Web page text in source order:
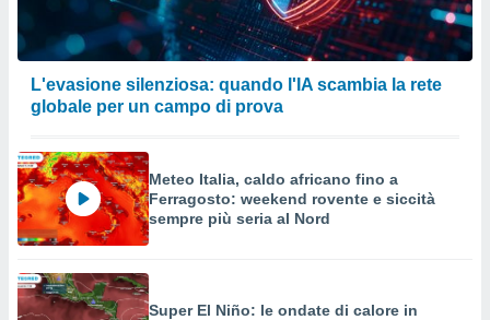
L'evasione silenziosa: quando l'IA scambia la rete
globale per un campo di prova
Meteo Italia, caldo africano fino a
Ferragosto: weekend rovente e siccità
sempre più seria al Nord
Super El Niño: le ondate di calore in